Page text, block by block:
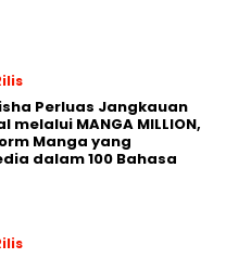
Perluas Jangkauan
melalui MANGA MILLION,
Manga yang
dalam 100 Bahasa